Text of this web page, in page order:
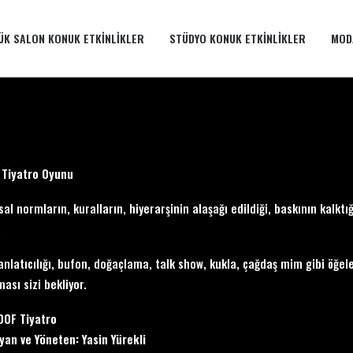
SALON KONUK ETKINLIKLER STÜDYO KONUK ETKINLIKLER
Oyunu
normların, kuralların, hiyerarşinin alaşağı edildiği, baskının
bufon, doğaçlama, talk show, kukla, çağdaş mim gibi
sizi bekliyor.
Tiyatro
ve Yöneten: Yasin Yürekli